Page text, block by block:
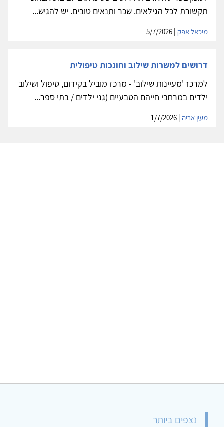
תקשורת לכל הגילאים. שכר ותנאים טובים. יש להגיש...
מיכאל אפק
דרושים למשרות שילוב וחונכות טיפולית
למרכז 'מעיינות שילוב' - מרכז מוביל בקידום, טיפול ושילוב
ילדים במרחבי חייהם הטבעיים (גני ילדים / בתי ספר...
מעין אריה
נצפים ביותר